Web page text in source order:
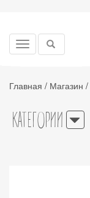
Toggle
Главная / Магазин /
КАТЕГОРИИ